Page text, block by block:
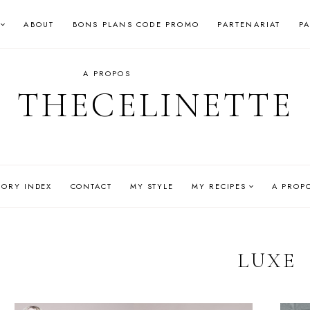
ABOUT BONS PLANS CODE PROMO PARTENARIAT
A PROPOS
THECELINETTE
INDEX CONTACT MY STYLE MY RECIPES A
LUXE